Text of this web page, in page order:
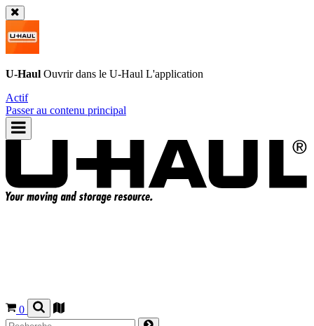
U-Haul Ouvrir dans le U-Haul L'application
Actif
Passer au contenu principal
0